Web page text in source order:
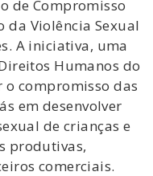
de Compromisso
da Violência Sexual
A iniciativa, uma
Humanos do
o compromisso das
em desenvolver
de crianças e
produtivas,
comerciais.